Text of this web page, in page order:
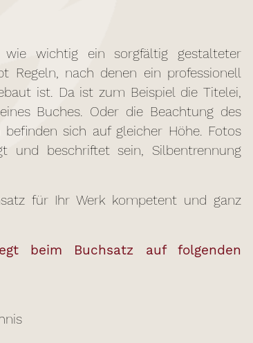
wichtig ein sorgfältig gestalteter
Regeln, nach denen ein professionell
ist. Da ist zum Beispiel die Titelei,
Buches. Oder die Beachtung des
befinden sich auf gleicher Höhe. Fotos
und beschriftet sein, Silbentrennung
für Ihr Werk kompetent und ganz
beim Buchsatz auf folgenden